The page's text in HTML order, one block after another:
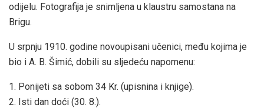
odijelu. Fotografija je snimljena u klaustru samostana na
Brigu.
U srpnju 1910. godine novoupisani učenici, među kojima je
bio i A. B. Šimić, dobili su sljedeću napomenu:
1. Ponijeti sa sobom 34 Kr. (upisnina i knjige).
2. Isti dan doći (30. 8.).